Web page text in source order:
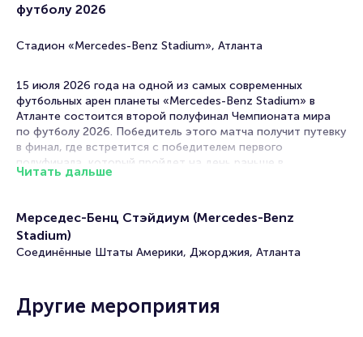
футболу 2026
Стадион «Mercedes-Benz Stadium», Атланта
15 июля 2026 года на одной из самых современных
футбольных арен планеты «Mercedes-Benz Stadium» в
Атланте состоится второй полуфинал Чемпионата мира
по футболу 2026. Победитель этого матча получит путевку
в финал, где встретится с победителем первого
полуфинала, который пройдет на день раньше в
Арлингтоне.
сборные из «верхней» части турнирной сетки,
преодолевший четвертьфинальный этап. Поскольку
действующий чемпион мира Аргентина и вице-чемпионы
Однако в Атланте в полуфинале могут принять сборные
Аргентины и Бразилии или Франции и Португалии.
Читать дальше
Мерседес-Бенц Стэйдиум (Mercedes-Benz
Stadium)
Соединённые Штаты Америки, Джорджия, Атланта
Другие мероприятия